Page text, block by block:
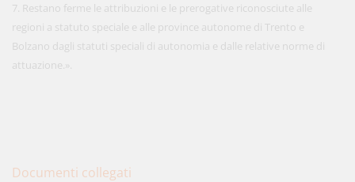
7. Restano ferme le attribuzioni e le prerogative riconosciute alle
regioni a statuto speciale e alle province autonome di Trento e
Bolzano dagli statuti speciali di autonomia e dalle relative norme di
attuazione.».
Documenti collegati